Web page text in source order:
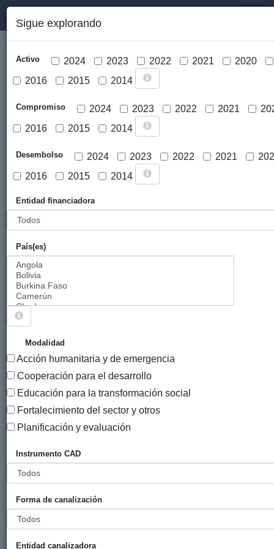
Cargar mapa
Sigue explorando
Activo 2024 2023 2022 2021
2020
2016
2015 2014
Compromiso 2024 2023 2022 2021
2016
2015 2014
Desembolso 2024 2023 2022 2021
2016
2015 2014
Entidad financiadora
País(es)
Modalidad
Acción humanitaria y de emergencia
Cooperación para el desarrollo
Educación para la transformación social
Fortalecimiento del sector y otros
Planificación y evaluación
Instrumento CAD
Forma de canalización
Entidad canalizadora
PROYECTOS QUE TIENEN EL INSTRUMENTO
"AYUDAS DE EMERGENCIA Y ACCIONES
HUMANITARIAS (PRE)".
254 PROYECTOS
Título
Entidad
Reducción de
y
fortalecimiento
de
capacidades
(eLankidetza
Vasca de